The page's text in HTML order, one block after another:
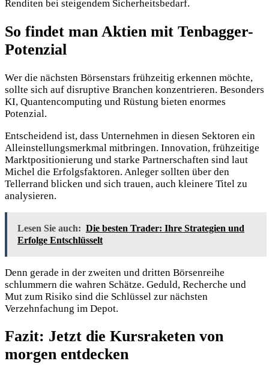
Renditen bei steigendem Sicherheitsbedarf.
So findet man Aktien mit Tenbagger-
Potenzial
Wer die nächsten Börsenstars frühzeitig erkennen möchte,
sollte sich auf disruptive Branchen konzentrieren. Besonders
KI, Quantencomputing und Rüstung bieten enormes
Potenzial.
Entscheidend ist, dass Unternehmen in diesen Sektoren ein
Alleinstellungsmerkmal mitbringen. Innovation, frühzeitige
Marktpositionierung und starke Partnerschaften sind laut
Michel die Erfolgsfaktoren. Anleger sollten über den
Tellerrand blicken und sich trauen, auch kleinere Titel zu
analysieren.
Lesen Sie auch: Die besten Trader: Ihre Strategien und
Erfolge Entschlüsselt
Denn gerade in der zweiten und dritten Börsenreihe
schlummern die wahren Schätze. Geduld, Recherche und
Mut zum Risiko sind die Schlüssel zur nächsten
Verzehnfachung im Depot.
Fazit: Jetzt die Kursraketen von
morgen entdecken